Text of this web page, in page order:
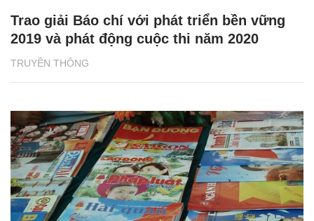
TRUYỀN THÔNG
Trao giải Báo chí với phát triển bền vững
2019 và phát động cuộc thi năm 2020